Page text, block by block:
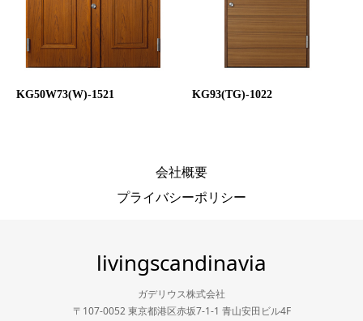
KG50W73(W)-1521 KG93(TG)-1022
会社概要
プライバシーポリシー
livingscandinavia
ガデリウス株式会社
〒107-0052 東京都港区赤坂7-1-1 青山安田ビル4F